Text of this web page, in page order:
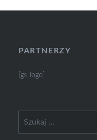
PARTNERZY
[gs_logo]